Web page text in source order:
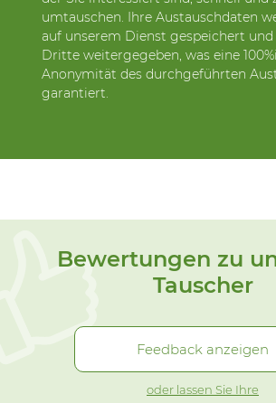
umtauschen. Ihre Austauschdaten
auf unserem Dienst gespeichert
Dritte weitergegeben, was eine
Anonymität des durchgeführten
garantiert.
Bewertungen zu
Tauscher
Feedback anzeigen
oder lassen Sie Ihre